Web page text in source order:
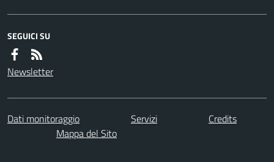
SEGUICI SU
Newsletter
Dati monitoraggio Servizi
Credits
Mappa del Sito